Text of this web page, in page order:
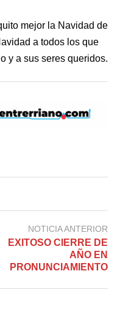
mejor la Navidad de
a todos los que
y a sus seres queridos.
NOTICIA ANTERIOR
EXITOSO CIERRE DE
AÑO EN
PRONUNCIAMIENTO